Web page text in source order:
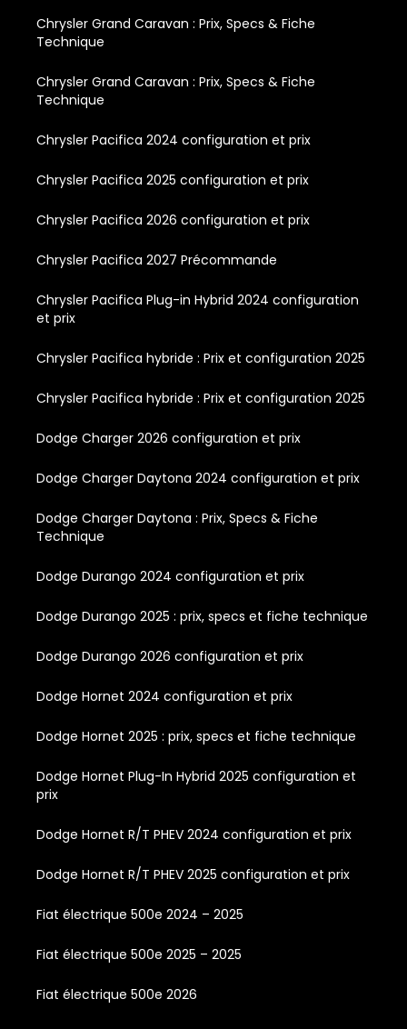
Chrysler Grand Caravan : Prix, Specs & Fiche
Technique
Chrysler Grand Caravan : Prix, Specs & Fiche
Technique
Chrysler Pacifica 2024 configuration et prix
Chrysler Pacifica 2025 configuration et prix
Chrysler Pacifica 2026 configuration et prix
Chrysler Pacifica 2027 Précommande
Chrysler Pacifica Plug-in Hybrid 2024 configuration
et prix
Chrysler Pacifica hybride : Prix et configuration 2025
Chrysler Pacifica hybride : Prix et configuration 2025
Dodge Charger 2026 configuration et prix
Dodge Charger Daytona 2024 configuration et prix
Dodge Charger Daytona : Prix, Specs & Fiche
Technique
Dodge Durango 2024 configuration et prix
Dodge Durango 2025 : prix, specs et fiche technique
Dodge Durango 2026 configuration et prix
Dodge Hornet 2024 configuration et prix
Dodge Hornet 2025 : prix, specs et fiche technique
Dodge Hornet Plug-In Hybrid 2025 configuration et
prix
Dodge Hornet R/T PHEV 2024 configuration et prix
Dodge Hornet R/T PHEV 2025 configuration et prix
Fiat électrique 500e 2024 – 2025
Fiat électrique 500e 2025 – 2025
Fiat électrique 500e 2026